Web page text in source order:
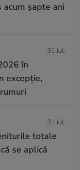
șapte ani
31 iul.
în
excepție,
31 iul.
totale
se aplică